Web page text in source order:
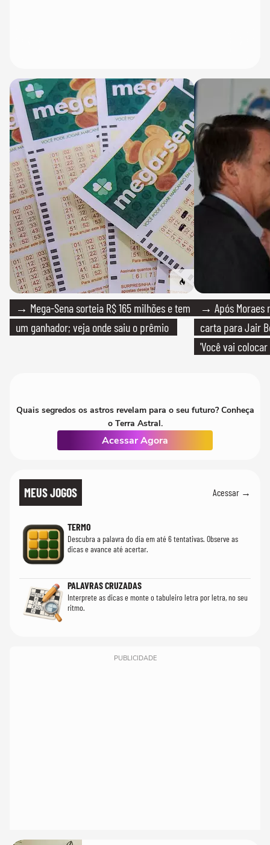
→ Mega-Sena sorteia R$ 165 milhões e tem
um ganhador; veja onde saiu o prêmio
→ Após Moraes
carta para Jair
'Você vai
Quais segredos os astros revelam para o seu futuro? Conheça
o Terra Astral.
Acessar Agora
MEUS JOGOS Acessar →
TERMO
Descubra a palavra do dia em até 6 tentativas. Observe as
dicas e avance até acertar.
PALAVRAS CRUZADAS
Interprete as dicas e monte o tabuleiro letra por letra, no seu
ritmo.
PUBLICIDADE